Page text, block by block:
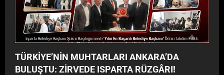
TÜRKİYE’NİN MUHTARLARI ANKARA’DA
BULUŞTU: ZİRVEDE ISPARTA RÜZGÂRI!